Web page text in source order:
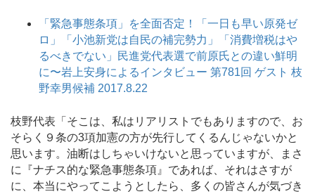
「緊急事態条項」を全面否定！「一日も早い原発ゼ
ロ」「小池新党は自民の補完勢力」「消費増税はや
るべきでない」民進党代表選で前原氏との違い鮮明
に〜岩上安身によるインタビュー 第781回 ゲスト 枝
野幸男候補 2017.8.22
枝野代表「そこは、私はリアリストでもありますので、お
そらく９条の3項加憲の方が先行してくるんじゃないかと
思います。油断はしちゃいけないと思っていますが、まさ
に『ナチス的な緊急事態条項』であれば、それはさすが
に、本当にやってこようとしたら、多くの皆さんが気づき